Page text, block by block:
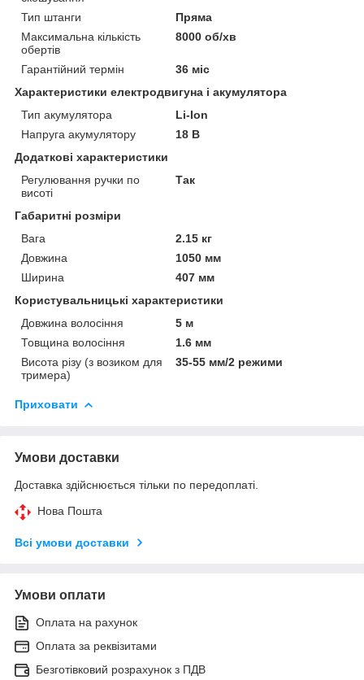
Тип штанги
Пряма
Максимальна кількість
обертів
8000 об/хв
Гарантійний термін
36 міс
Характеристики електродвигуна і акумулятора
Тип акумулятора
Li-Ion
Напруга акумулятору
18 В
Додаткові характеристики
Регулювання ручки по
висоті
Так
Габаритні розміри
Вага
2.15 кг
Довжина
1050 мм
Ширина
407 мм
Користувальницькі характеристики
Довжина волосіння
5 м
Товщина волосіння
1.6 мм
Висота різу (з возиком для
тримера)
35-55 мм/2 режими
Приховати
Умови доставки
Доставка здійснюється тільки по передоплаті.
Нова Пошта
Всі умови доставки
Умови оплати
Оплата на рахунок
Оплата за реквізитами
Безготівковий розрахунок з ПДВ